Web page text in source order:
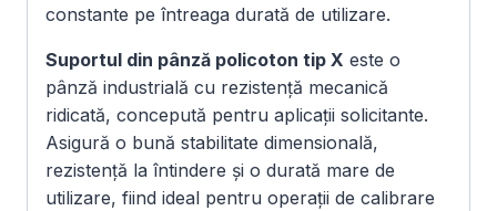
constante pe întreaga durată de utilizare.
Suportul din pânză policoton tip X este o
pânză industrială cu rezistență mecanică
ridicată, concepută pentru aplicații solicitante.
Asigură o bună stabilitate dimensională,
rezistență la întindere și o durată mare de
utilizare, fiind ideal pentru operații de calibrare